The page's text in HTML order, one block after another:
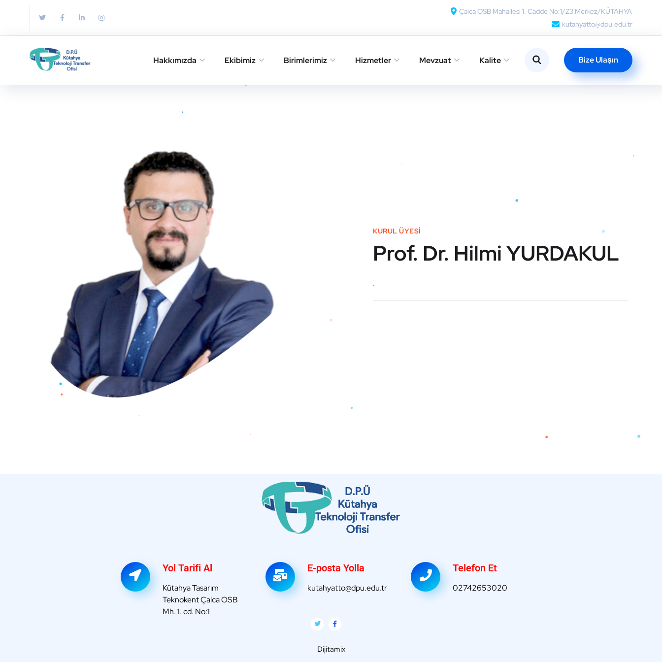
Çalca OSB Mahallesi 1. Cadde No:1/Z3 Merkez/KÜTAHYA
kutahyatto@dpu.edu.tr
Hakkımızda Ekibimiz Birimlerimiz Hizmetler Mevzuat Kalite Bize Ulaşın
KURUL ÜYESİ
Prof. Dr. Hilmi YURDAKUL
.
Yol Tarifi Al
Kütahya Tasarım
Teknokent Çalca OSB
Mh. 1. cd. No:1
E-posta Yolla
kutahyatto@dpu.edu.tr
Telefon Et
02742653020
Dijitamix